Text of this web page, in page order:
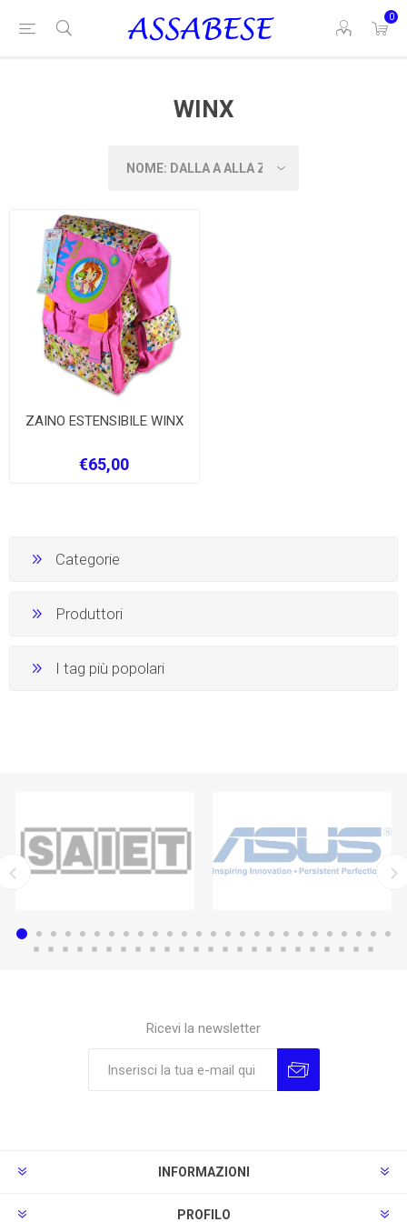
0
WINX
ZAINO ESTENSIBILE WINX
€65,00
Categorie
Produttori
I tag più popolari
Ricevi la newsletter
INFORMAZIONI
PROFILO